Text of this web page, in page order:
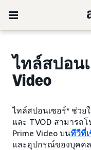
ไทล์สปอน
Video
ไทล์สปอนเซอร์* ช่วย
และ TVOD สามารถ
Prime Video บนทีวีที่
และอุปกรณ์ของบุคค